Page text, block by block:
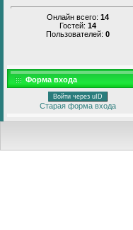
Онлайн всего: 14
Гостей: 14
Пользователей: 0
Форма входа
Войти через uID
Старая форма входа